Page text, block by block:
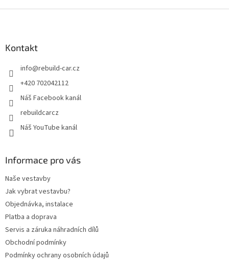
Kontakt
info@rebuild-car.cz
+420 702042112
Náš Facebook kanál
rebuildcarcz
Náš YouTube kanál
Informace pro vás
Naše vestavby
Jak vybrat vestavbu?
Objednávka, instalace
Platba a doprava
Servis a záruka náhradních dílů
Obchodní podmínky
Podmínky ochrany osobních údajů